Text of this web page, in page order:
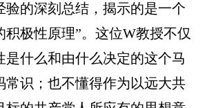
验的深刻总结，揭示的是一个
积极性原理”。这位W教授不仅
是什么和由什么决定的这个马
常识；也不懂得作为以远大共